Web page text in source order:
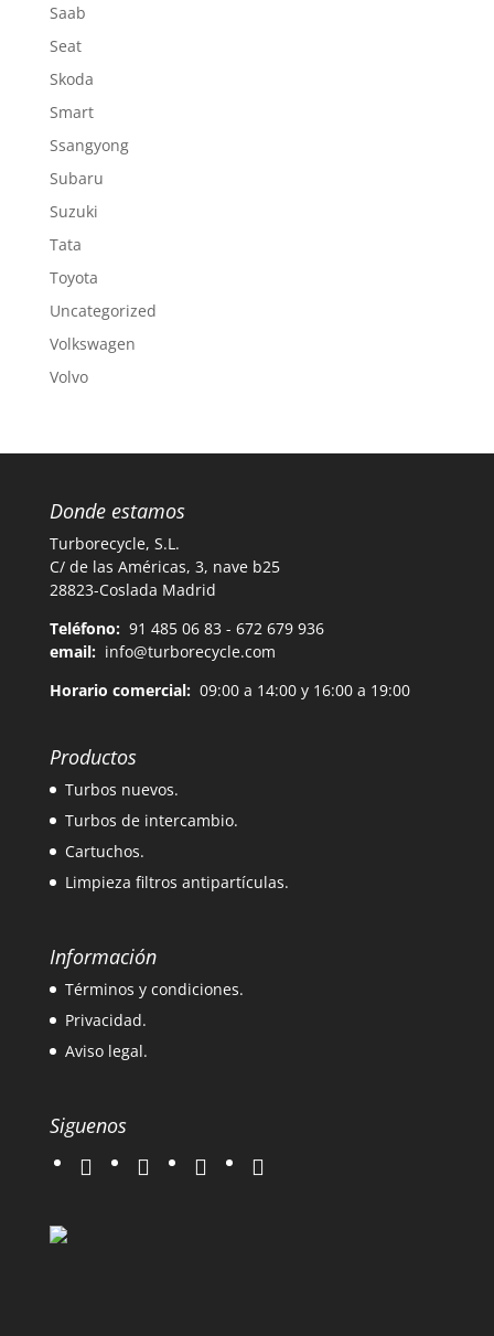
Saab
Seat
Skoda
Smart
Ssangyong
Subaru
Suzuki
Tata
Toyota
Uncategorized
Volkswagen
Volvo
Donde estamos
Turborecycle, S.L.
C/ de las Américas, 3, nave b25
28823-Coslada Madrid
Teléfono: 91 485 06 83 - 672 679 936
email: info@turborecycle.com
Horario comercial:09:00 a 14:00 y 16:00 a 19:00
Productos
Turbos nuevos.
Turbos de intercambio.
Cartuchos.
Limpieza filtros antipartículas.
Información
Términos y condiciones.
Privacidad.
Aviso legal.
Siguenos
twitter instagramfacebook google